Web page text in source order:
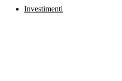
Investimenti